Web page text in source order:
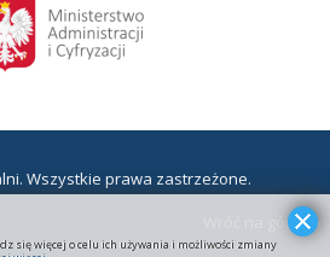
się więcej o celu ich używania i możliwości zmiany
Wszystkie prawa zastrzeżone.
Wróć na górę